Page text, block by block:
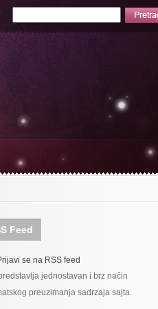
Feed
se na RSS feed
jednostavan i brz način
preuzimanja sadrzaja sajta.